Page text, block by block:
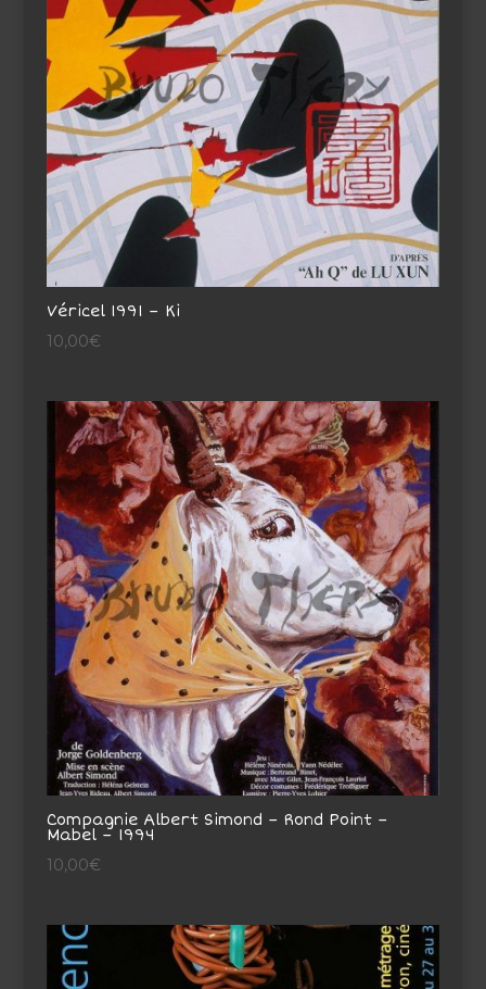
Véricel 1991 – Ki
10,00€
Compagnie Albert Simond – Rond Point –
Mabel – 1994
10,00€